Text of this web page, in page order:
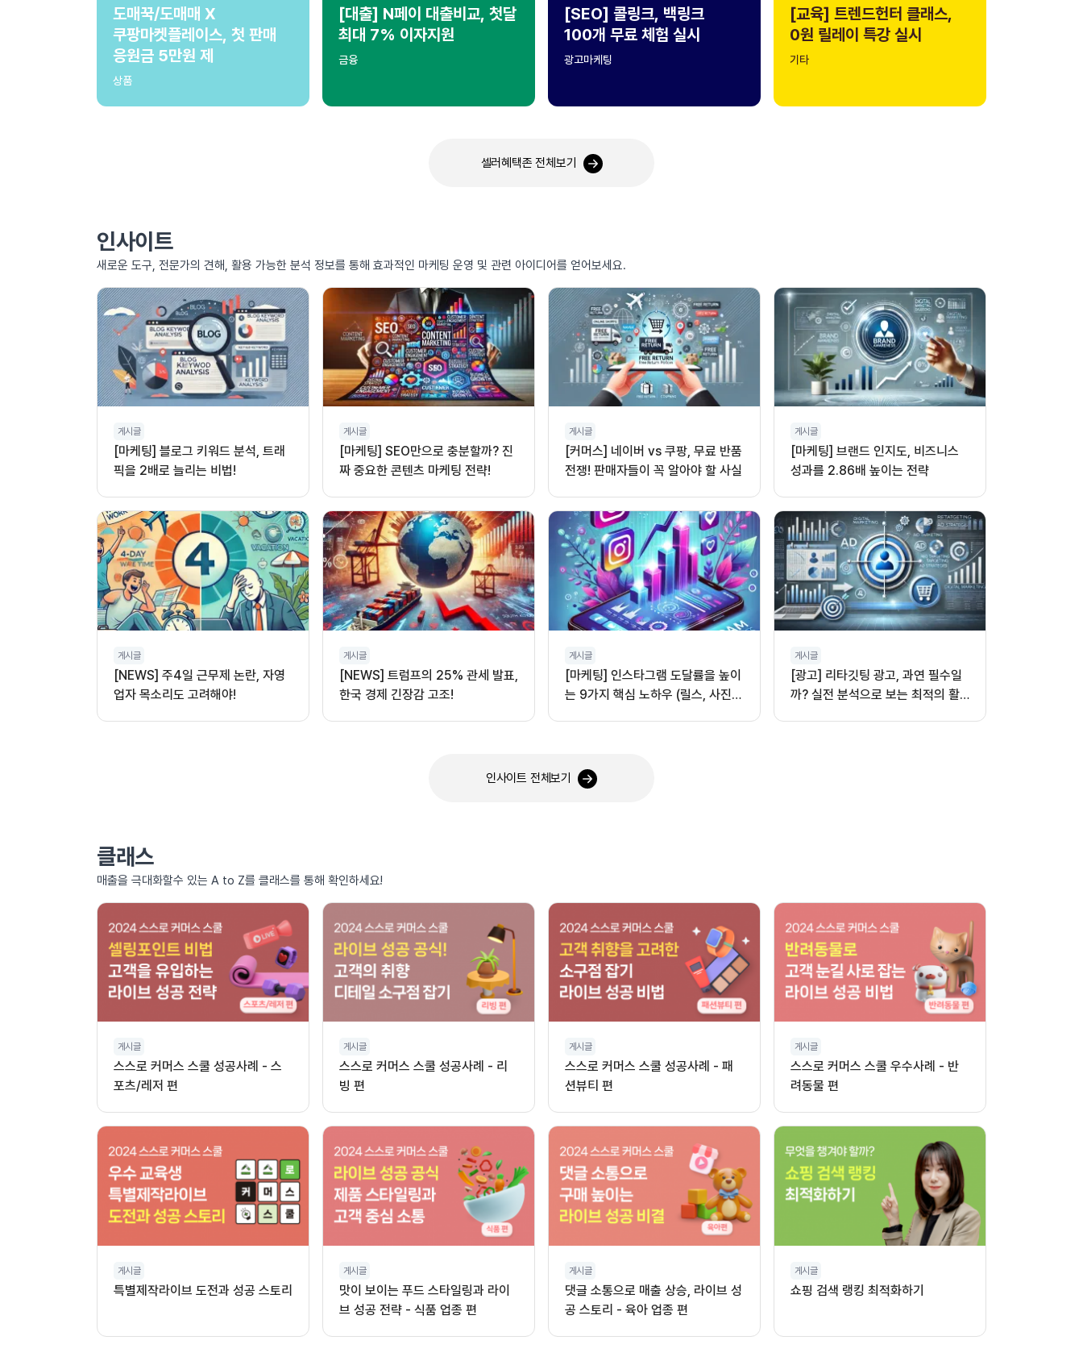
도매꾹/도매매 X
쿠팡마켓플레이스, 첫 판매
응원금 5만원 제
상품
[대출] N페이 대출비교, 첫달
최대 7% 이자지원
금융
[SEO] 콜링크, 백링크
100개 무료 체험 실시
광고마케팅
[교육] 트렌드헌터 클래스,
0원 릴레이 특강 실시
기타
셀러혜택존 전체보기
인사이트
새로운 도구, 전문가의 견해, 활용 가능한 분석 정보를 통해 효과적인 마케팅 운영 및 관련 아이디어를 얻어보세요.
게시글
[마케팅] 블로그 키워드 분석, 트래
픽을 2배로 늘리는 비법!
게시글
[마케팅] SEO만으로 충분할까? 진
짜 중요한 콘텐츠 마케팅 전략!
게시글
[커머스] 네이버 vs 쿠팡, 무료 반품
전쟁! 판매자들이 꼭 알아야 할 사실
게시글
[마케팅] 브랜드 인지도, 비즈니스
성과를 2.86배 높이는 전략
게시글
[NEWS] 주4일 근무제 논란, 자영
업자 목소리도 고려해야!
게시글
[NEWS] 트럼프의 25% 관세 발표,
한국 경제 긴장감 고조!
게시글
[마케팅] 인스타그램 도달률을 높이
는 9가지 핵심 노하우 (릴스, 사진,
게시글
[광고] 리타깃팅 광고, 과연 필수일
까? 실전 분석으로 보는 최적의 활
인사이트 전체보기
클래스
매출을 극대화할수 있는 A to Z를 클래스를 통해 확인하세요!
게시글
스스로 커머스 스쿨 성공사례 - 스
포츠/레저 편
게시글
스스로 커머스 스쿨 성공사례 - 리
빙 편
게시글
스스로 커머스 스쿨 성공사례 - 패
션뷰티 편
게시글
스스로 커머스 스쿨 우수사례 - 반
려동물 편
게시글
특별제작라이브 도전과 성공 스토리
게시글
맛이 보이는 푸드 스타일링과 라이
브 성공 전략 - 식품 업종 편
게시글
댓글 소통으로 매출 상승, 라이브 성
공 스토리 - 육아 업종 편
게시글
쇼핑 검색 랭킹 최적화하기